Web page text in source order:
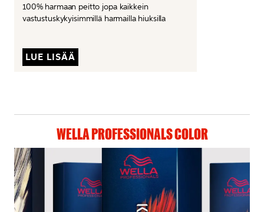
100% harmaan peitto jopa kaikkein
vastustuskykyisimmillä harmailla hiuksilla
LUE LISÄÄ
WELLA PROFESSIONALS COLOR